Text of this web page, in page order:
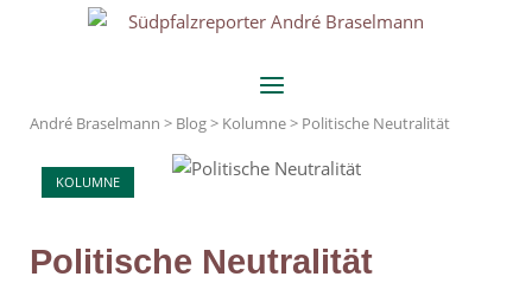
Home
Menu
André Braselmann > Blog> Kolumne> Politische Neutralität
KOLUMNE
Politische Neutralität